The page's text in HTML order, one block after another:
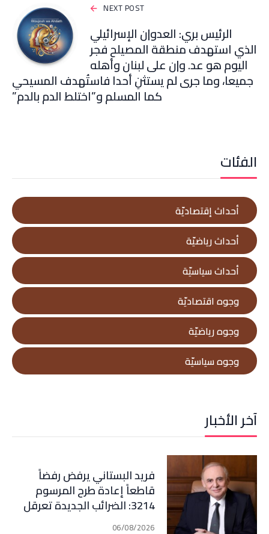
NEXT POST
الرئيس بري: العدو|ن الإسرائيلي
الذي استهدف منطقة المصيلح فجر
اليوم هو عد. و|ن على لبنان وأهله
جميعا، وما جرى لم يستثنِ أحدا فاستُهدف المسيحي
كما المسلم و”اختلط الدم بالدم”
الفئات
أحداث إقتصاديّة
أحداث رياضيّة
أحداث سياسيّة
وجوه اقتصاديّة
وجوه رياضيّة
وجوه سياسيّة
آخر الأخبار
فريد البستاني يرفض رفضاً
قاطعاً إعادة طرح المرسوم
3214: الضرائب الجديدة تعرقل
التعافي الاقتصادي وتناقض
06/08/2026